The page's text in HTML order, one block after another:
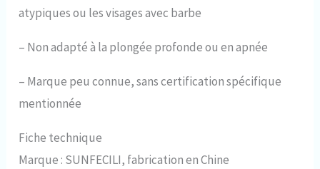
atypiques ou les visages avec barbe
– Non adapté à la plongée profonde ou en apnée
– Marque peu connue, sans certification spécifique
mentionnée
Fiche technique
Marque : SUNFECILI, fabrication en Chine